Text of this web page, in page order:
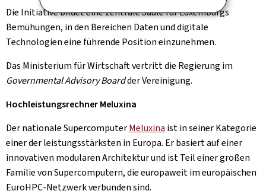
Die Initiative bildet eine zentrale Säule für Luxemburgs
Bemühungen, in den Bereichen Daten und digitale
Technologien eine führende Position einzunehmen.
Das Ministerium für Wirtschaft vertritt die Regierung im
Governmental Advisory Boardder Vereinigung.
Hochleistungsrechner Meluxina
Der nationale SupercomputerMeluxina ist in seiner Kategorie
einer der leistungsstärksten in Europa. Er basiert auf einer
innovativen modularen Architektur und ist Teil einer großen
Familie von Supercomputern, die europaweit im europäischen
EuroHPC-Netzwerk verbunden sind.